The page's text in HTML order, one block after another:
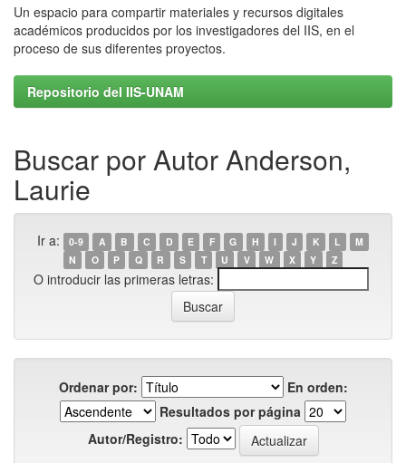
Un espacio para compartir materiales y recursos digitales
académicos producidos por los investigadores del IIS, en el
proceso de sus diferentes proyectos.
Repositorio del IIS-UNAM
Buscar por Autor Anderson,
Laurie
Ir a: 0-9 A B C D E F G H I J K L
M
N
O P Q R S T U V W X Y Z
O introducir las primeras letras:
Ordenar por:
En orden:
Resultados por página
Autor/Registro: